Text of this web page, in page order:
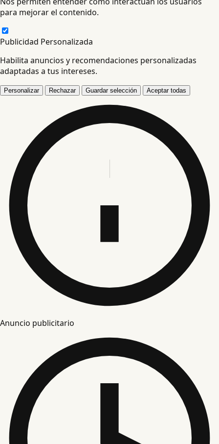
para mejorar el contenido.
Publicidad Personalizada
Habilita anuncios y recomendaciones personalizadas
adaptadas a tus intereses.
Personalizar Rechazar Guardar selección Aceptar todas
Anuncio publicitario